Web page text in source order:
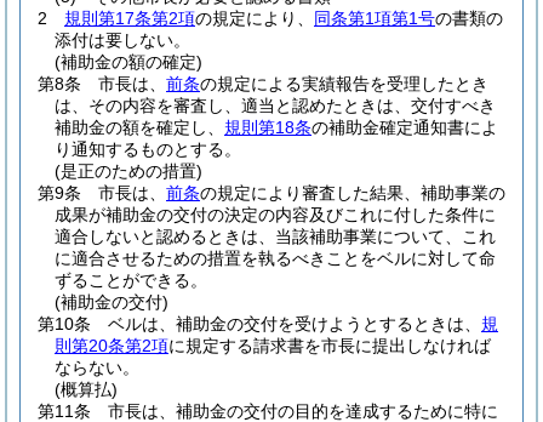
2
規則第17条第2項の規定により、 同条第1項第1号の書類の
添付は要しない。
(補助金の額の確定)
第8条
市長は、 前条の規定による実績報告を受理したとき
は、その内容を審査し、適当と認めたときは、交付すべき
補助金の額を確定し、 規則第18条の補助金確定通知書によ
り通知するものとする。
(是正のための措置)
第9条
市長は、 前条の規定により審査した結果、補助事業の
成果が補助金の交付の決定の内容及びこれに付した条件に
適合しないと認めるときは、当該補助事業について、これ
に適合させるための措置を執るべきことをベルに対して命
ずることができる。
(補助金の交付)
第10条
ベルは、補助金の交付を受けようとするときは、 規
則第20条第2項に規定する請求書を市長に提出しなければ
ならない。
(概算払)
第11条
市長は、補助金の交付の目的を達成するために特に